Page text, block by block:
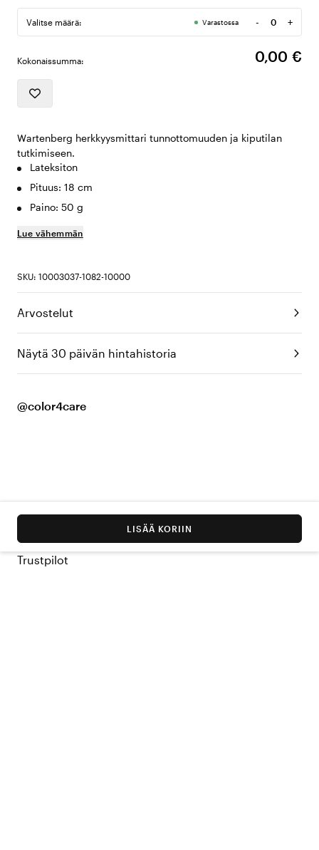
Valitse määrä: Varastossa -
Määrä
+
Kokonaissumma: 0,00 €
Wartenberg herkkyysmittari tunnottomuuden ja kiputilan
tutkimiseen.
Lateksiton
Pituus: 18 cm
Paino: 50 g
Lue vähemmän
SKU: 10003037-1082-10000
Arvostelut
Näytä 30 päivän hintahistoria
@color4care
LISÄÄ KORIIN
Trustpilot